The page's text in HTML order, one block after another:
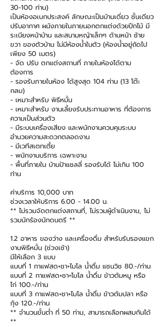
30-100 ท่าน)
เป็นห้องอเนกประสงค์ ลักษณะเป็นบ้านเดี่ยว ชั้นเดียว
ปรับอากาศ ผนังภายในภายนอกตกแต่งด้วยปีกไม้ มี
ระเบียงหน้าบ้าน และสนามหญ้าเล็กๆ ด้านหน้า ซ้าย
ขวา ของตัวบ้าน ไม่มีห้องน้ำในตัว (ห้องน้ำอยู่ถัดไป
เพียง 50 เมตร)
- จัด ปรับ ตกแต่งสถานที่ ภายในห้องได้ตาม
ต้องการ
- รองรับภายในห้อง ได้สูงสุด 104 ท่าน (13 โต๊ะ
กลม)
- เหมาะสำหรับ พิธีหมั้น
- เหมาะสำหรับ งานเลี้ยงรับประทานอาหาร ที่ต้องการ
ความเป็นส่วนตัว
- มีระบบเครื่องเสียง และพนักงานควบคุมระบบ
อำนวยความสะดวกตลอดงาน
- มีเวทีสเตทเตี้ย
- พนักงานบริการ เฉพาะงาน
- พื้นที่ภายใน บ้านป้าแซลลี่ รองรับได้ ไม่เกิน 100
ท่าน
ค่าบริการ 10,000 บาท
ช่วงเวลาให้บริการ 6.00 - 14.00 น.
** ไม่รวมจัดตกแต่งสถานที่, ไม่รวมผู้ดำเนินงาน, ไม่
รวมนักร้องนักดนตรี **
1.2 อาหาร ของว่าง และเครื่องดื่ม สำหรับรับรองแขก
งานพิธีหมั้น (ช่วงเช้า)
มีให้เลือก 3 แบบ
แบบที่ 1 กาแฟสด+ชา+ไมโล น้ำดื่ม แซนวิช 80.-/ท่าน
แบบที่ 2 กาแฟสด+ชา+ไมโล น้ำดื่ม ข้าวต้มหมู หรือ
ไก่ 100.-/ท่าน
แบบที่ 3 กาแฟสด+ชา+ไมโล น้ำดื่ม ข้าวต้มปลา หรือ
กุ้ง 120.-/ท่าน
** จำนวนขั้นต่ำ ที่ 50 ท่าน, สามารถเลือกผสมกันได้
**